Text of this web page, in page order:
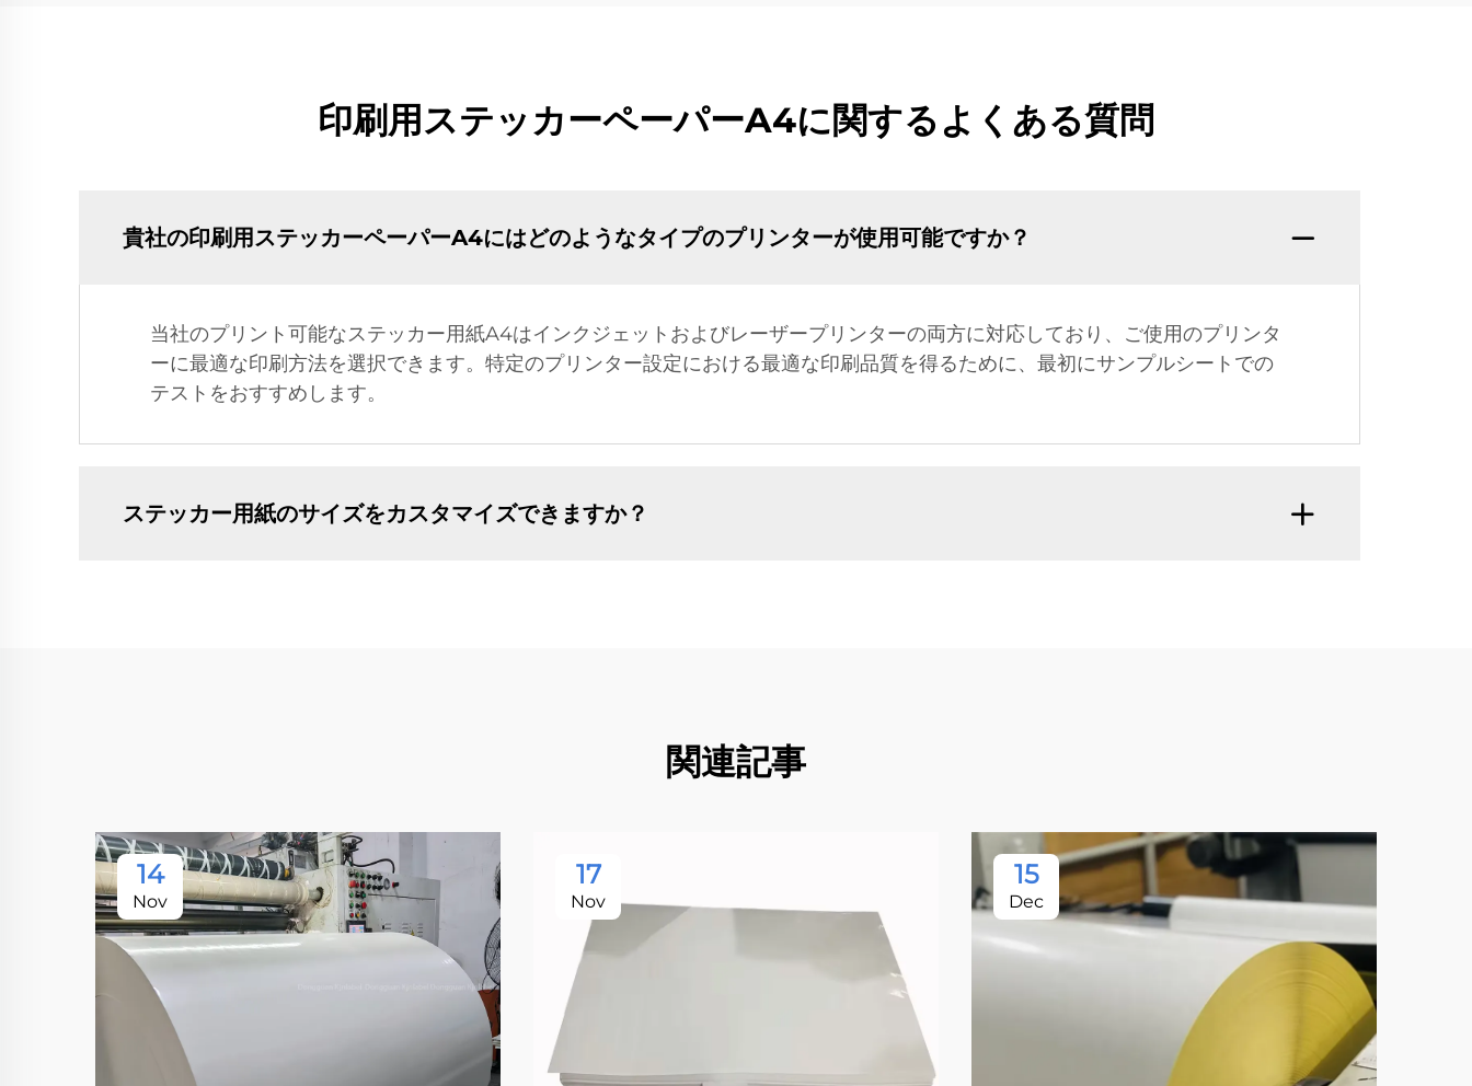
印刷用ステッカーペーパーA4に関するよくある質問
貴社の印刷用ステッカーペーパーA4にはどのようなタイプのプリンターが使用可能ですか？
当社のプリント可能なステッカー用紙A4はインクジェットおよびレーザープリンターの両方に対応しており、ご使用のプリンタ
ーに最適な印刷方法を選択できます。特定のプリンター設定における最適な印刷品質を得るために、最初にサンプルシートでの
テストをおすすめします。
ステッカー用紙のサイズをカスタマイズできますか？
関連記事
14
Nov
17
Nov
15
Dec